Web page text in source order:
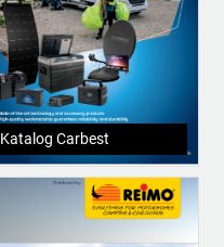
Katalog Carbest